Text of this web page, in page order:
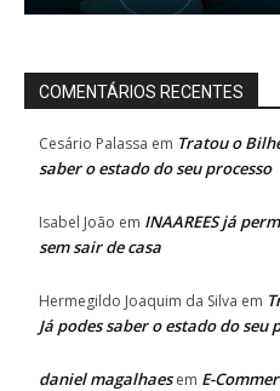
COMENTÁRIOS RECENTES
Cesário Palassa em Tratou o
saber o estado do seu processo
Isabel João em INAAREES já
sem sair de casa
Hermegildo Joaquim da Silva em
Já podes saber o estado do seu
daniel magalhaesem E-